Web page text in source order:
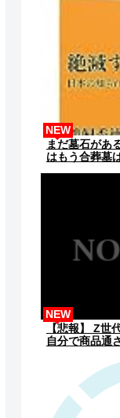
まだ墓石があ
はもう合葬墓
NEW
【悲報】 Z世
自分で商品通
NEW